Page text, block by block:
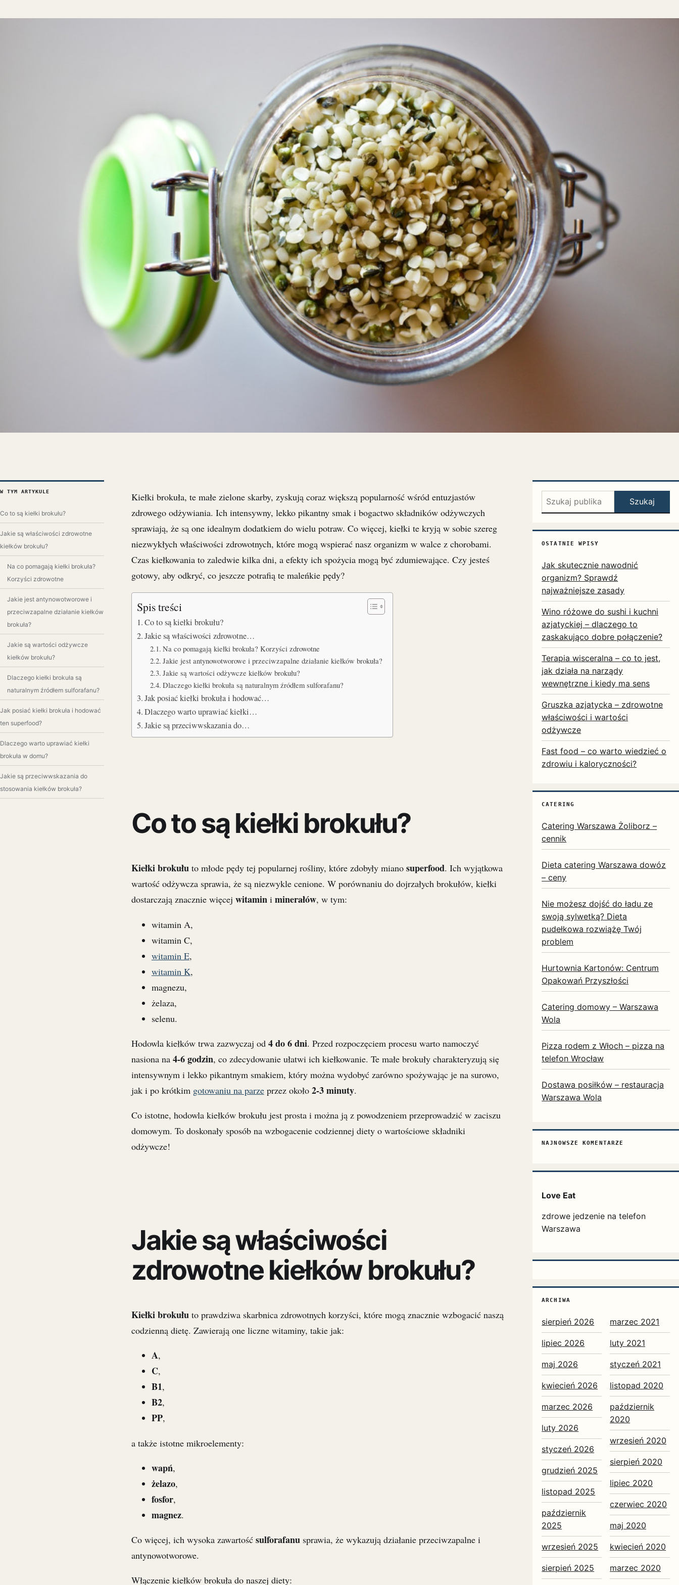
W TYM ARTYKULE
Co to są kiełki brokułu?
Jakie są właściwości zdrowotne
kiełków brokułu?
Na co pomagają kiełki brokuła?
Korzyści zdrowotne
Jakie jest antynowotworowe i
przeciwzapalne działanie kiełków
brokuła?
Jakie są wartości odżywcze
kiełków brokułu?
Dlaczego kiełki brokuła są
naturalnym źródłem sulforafanu?
Jak posiać kiełki brokuła i hodować
ten superfood?
Dlaczego warto uprawiać kiełki
brokuła w domu?
Jakie są przeciwwskazania do
stosowania kiełków brokuła?
Kiełki brokuła, te małe zielone skarby, zyskują coraz większą popularność wśród entuzjastów
zdrowego odżywiania. Ich intensywny, lekko pikantny smak i bogactwo składników odżywczych
sprawiają, że są one idealnym dodatkiem do wielu potraw. Co więcej, kiełki te kryją w sobie szereg
niezwykłych właściwości zdrowotnych, które mogą wspierać nasz organizm w walce z chorobami.
Czas kiełkowania to zaledwie kilka dni, a efekty ich spożycia mogą być zdumiewające. Czy jesteś
gotowy, aby odkryć, co jeszcze potrafią te maleńkie pędy?
Spis treści
Co to są kiełki brokułu?
Jakie są właściwości zdrowotne…
Na co pomagają kiełki brokuła? Korzyści zdrowotne
Jakie jest antynowotworowe i przeciwzapalne działanie kiełków brokuła?
Jakie są wartości odżywcze kiełków brokułu?
Dlaczego kiełki brokuła są naturalnym źródłem sulforafanu?
Jak posiać kiełki brokuła i hodować…
Dlaczego warto uprawiać kiełki…
Jakie są przeciwwskazania do…
Co to są kiełki brokułu?
Kiełki brokułuto młode pędy tej popularnej rośliny, które zdobyły miano superfood. Ich wyjątkowa
wartość odżywcza sprawia, że są niezwykle cenione. W porównaniu do dojrzałych brokułów, kiełki
dostarczają znacznie więcej witamini minerałów, w tym:
witamin A,
witamin C,
witamin E,
witamin K,
magnezu,
żelaza,
selenu.
Hodowla kiełków trwa zazwyczaj od 4 do 6 dni. Przed rozpoczęciem procesu warto namoczyć
nasiona na 4-6 godzin, co zdecydowanie ułatwi ich kiełkowanie. Te małe brokuły charakteryzują się
intensywnym i lekko pikantnym smakiem, który można wydobyć zarówno spożywając je na surowo,
jak i po krótkim gotowaniu na parzeprzez około 2-3 minuty.
Co istotne, hodowla kiełków brokułu jest prosta i można ją z powodzeniem przeprowadzić w zaciszu
domowym. To doskonały sposób na wzbogacenie codziennej diety o wartościowe składniki
odżywcze!
Jakie są właściwości
zdrowotne kiełków brokułu?
Kiełki brokułuto prawdziwa skarbnica zdrowotnych korzyści, które mogą znacznie wzbogacić naszą
codzienną dietę. Zawierają one liczne witaminy, takie jak:
A,
C,
B1,
B2,
PP,
a także istotne mikroelementy:
wapń,
żelazo,
fosfor,
magnez.
Co więcej, ich wysoka zawartość sulforafanu sprawia, że wykazują działanie przeciwzapalne i
antynowotworowe.
Włączenie kiełków brokuła do naszej diety:
Szukaj: Szukaj
OSTATNIE WPISY
Jak skutecznie nawodnić
organizm? Sprawdź
najważniejsze zasady
Wino różowe do sushi i kuchni
azjatyckiej – dlaczego to
zaskakująco dobre połączenie?
Terapia wisceralna – co to jest,
jak działa na narządy
wewnętrzne i kiedy ma sens
Gruszka azjatycka – zdrowotne
właściwości i wartości
odżywcze
Fast food – co warto wiedzieć o
zdrowiu i kaloryczności?
CATERING
Catering Warszawa Żoliborz –
cennik
Dieta catering Warszawa dowóz
– ceny
Nie możesz dojść do ładu ze
swoją sylwetką? Dieta
pudełkowa rozwiążę Twój
problem
Hurtownia Kartonów: Centrum
Opakowań Przyszłości
Catering domowy – Warszawa
Wola
Pizza rodem z Włoch – pizza na
telefon Wrocław
Dostawa posiłków – restauracja
Warszawa Wola
NAJNOWSZE KOMENTARZE
Love Eat
zdrowe jedzenie na telefon
Warszawa
ARCHIWA
sierpień 2026
lipiec 2026
maj 2026
kwiecień 2026
marzec 2026
luty 2026
styczeń 2026
grudzień 2025
listopad 2025
październik
2025
wrzesień 2025
sierpień 2025
marzec 2021
luty 2021
styczeń 2021
listopad 2020
październik
2020
wrzesień 2020
sierpień 2020
lipiec 2020
czerwiec 2020
maj 2020
kwiecień 2020
marzec 2020